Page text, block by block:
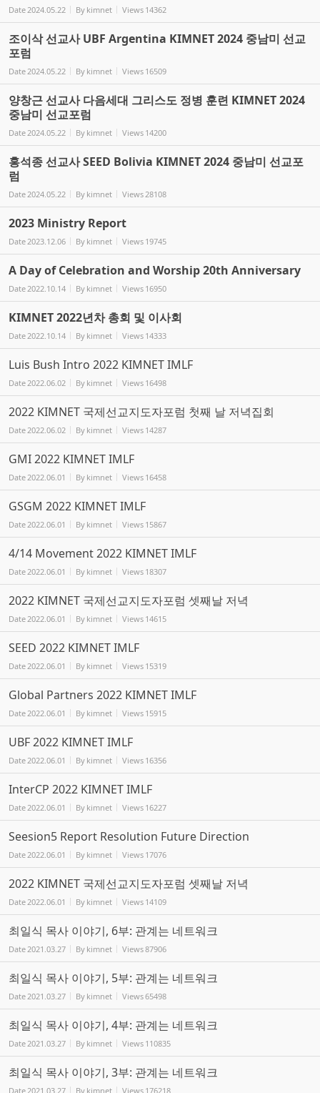
Date2024.05.22 By kimnet Views 14362
조이삭 선교사 UBF Argentina KIMNET 2024 중남미 선교
포럼
Date2024.05.22 By kimnet Views 16509
양창근 선교사 다음세대 그리스도 정병 훈련 KIMNET 2024
중남미 선교포럼
Date2024.05.22 By kimnet Views 14200
홍석종 선교사 SEED Bolivia KIMNET 2024 중남미 선교포
럼
Date2024.05.22 By kimnet Views28108
2023 Ministry Report
Date2023.12.06 By kimnet Views 19745
A Day of Celebration and Worship 20th Anniversary
Date2022.10.14 By kimnet Views 16950
KIMNET 2022년차 총회 및 이사회
Date2022.10.14 By kimnet Views 14333
Luis Bush Intro 2022 KIMNET IMLF
Date2022.06.02 By kimnet Views 16498
2022 KIMNET 국제선교지도자포럼 첫째 날 저녁집회
Date2022.06.02 By kimnet Views 14287
GMI 2022 KIMNET IMLF
Date2022.06.01 By kimnet Views 16458
GSGM 2022 KIMNET IMLF
Date2022.06.01 By kimnet Views 15867
4/14 Movement 2022 KIMNET IMLF
Date2022.06.01 By kimnet Views 18307
2022 KIMNET 국제선교지도자포럼 셋째날 저녁
Date2022.06.01 By kimnet Views 14615
SEED 2022 KIMNET IMLF
Date2022.06.01 By kimnet Views 15319
Global Partners 2022 KIMNET IMLF
Date2022.06.01 By kimnet Views 15915
UBF 2022 KIMNET IMLF
Date2022.06.01 By kimnet Views 16356
InterCP 2022 KIMNET IMLF
Date2022.06.01 By kimnet Views 16227
Seesion5 Report Resolution Future Direction
Date2022.06.01 By kimnet Views 17076
2022 KIMNET 국제선교지도자포럼 셋째날 저녁
Date2022.06.01 By kimnet Views 14109
최일식 목사 이야기, 6부: 관계는 네트워크
Date2021.03.27 By kimnet Views87906
최일식 목사 이야기, 5부: 관계는 네트워크
Date2021.03.27 By kimnet Views65498
최일식 목사 이야기, 4부: 관계는 네트워크
Date2021.03.27 By kimnet Views 110835
최일식 목사 이야기, 3부: 관계는 네트워크
Date 2021.03.27 By kimnet Views 176218